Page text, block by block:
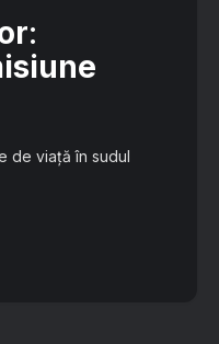
:
de viață în sudul